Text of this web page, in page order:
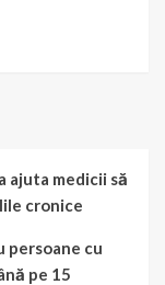
medicii să
cronice
persoane cu
pe 15